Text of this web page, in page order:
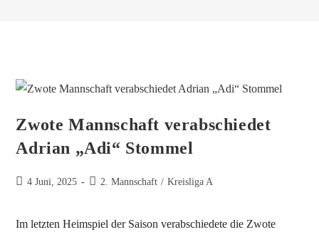
Zwote Mannschaft verabschiedet
Adrian „Adi“ Stommel
4 Juni, 2025 2. Mannschaft / Kreisliga A
Im letzten Heimspiel der Saison verabschiedete die Zwote